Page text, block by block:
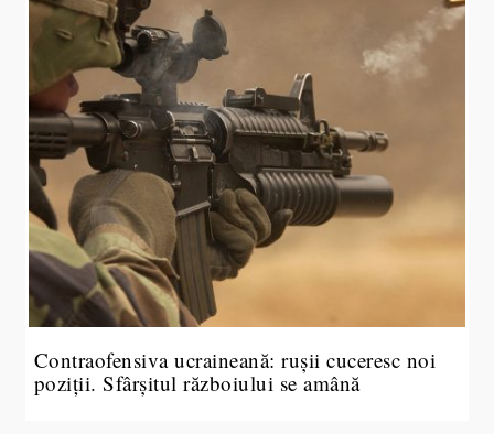
Contraofensiva ucraineană: rușii cuceresc noi
poziții. Sfârșitul războiului se amână